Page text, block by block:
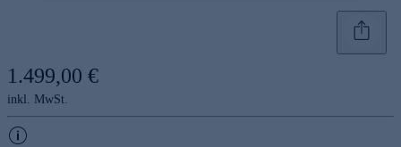
1.499,00 €
inkl. MwSt.